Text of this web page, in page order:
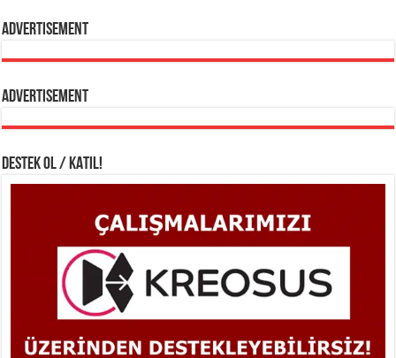
Advertisement
Advertisement
DESTEK OL / KATIL!